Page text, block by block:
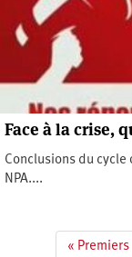
Face à la crise,
Conclusions du
NPA....
Première
« Premiers